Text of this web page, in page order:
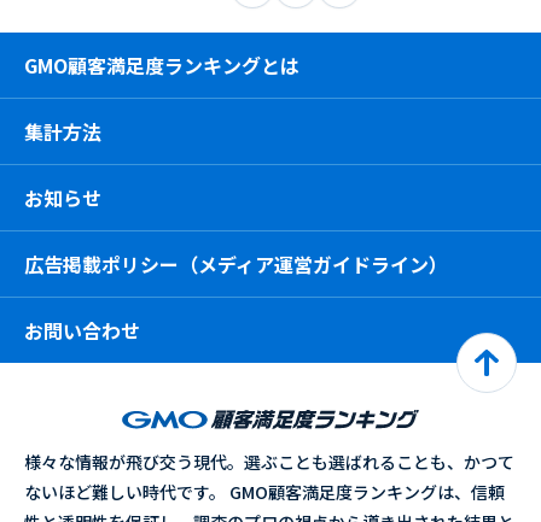
GMO顧客満足度ランキングとは
集計方法
お知らせ
広告掲載ポリシー（メディア運営ガイドライン）
お問い合わせ
様々な情報が飛び交う現代。選ぶことも選ばれることも、かつて
ないほど難しい時代です。 GMO顧客満足度ランキングは、信頼